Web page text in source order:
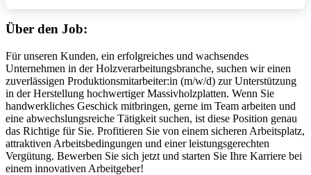
Über den Job:
Für unseren Kunden, ein erfolgreiches und wachsendes
Unternehmen in der Holzverarbeitungsbranche, suchen wir einen
zuverlässigen Produktionsmitarbeiter:in (m/w/d) zur Unterstützung
in der Herstellung hochwertiger Massivholzplatten. Wenn Sie
handwerkliches Geschick mitbringen, gerne im Team arbeiten und
eine abwechslungsreiche Tätigkeit suchen, ist diese Position genau
das Richtige für Sie. Profitieren Sie von einem sicheren Arbeitsplatz,
attraktiven Arbeitsbedingungen und einer leistungsgerechten
Vergütung. Bewerben Sie sich jetzt und starten Sie Ihre Karriere bei
einem innovativen Arbeitgeber!